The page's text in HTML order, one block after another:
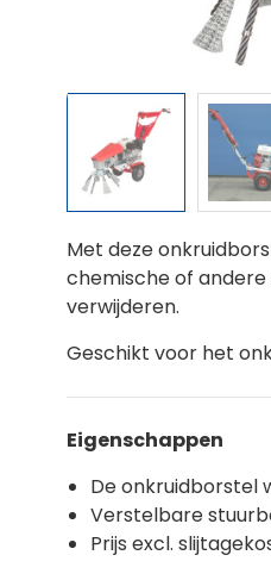
Met deze
chemische of andere
verwijderen.
Geschikt voor het
Eigenschappen
De onkruidborstel
Verstelbare
Prijs excl.